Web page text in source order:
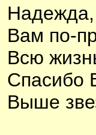
Надежда,
Вам по-
Всю
Спасибо
Выше